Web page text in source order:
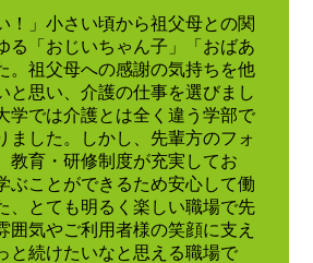
！」小さい頃から祖父母との関
る「おじいちゃん子」「おばあ
。祖父母への感謝の気持ちを他
と思い、介護の仕事を選びまし
学では介護とは全く違う学部で
ました。しかし、先輩方のフォ
教育・研修制度が充実してお
ぶことができるため安心して働
、とても明るく楽しい職場で先
囲気やご利用者様の笑顔に支え
と続けたいなと思える職場で